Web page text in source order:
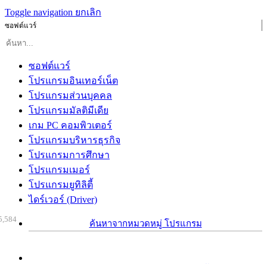
Toggle navigation ยกเลิก
ซอฟต์แวร์
ซอฟต์แวร์
โปรแกรมอินเทอร์เน็ต
โปรแกรมส่วนบุคคล
โปรแกรมมัลติมีเดีย
เกม PC คอมพิวเตอร์
โปรแกรมบริหารธุรกิจ
โปรแกรมการศึกษา
โปรแกรมเมอร์
โปรแกรมยูทิลิตี้
ไดร์เวอร์ (Driver)
ค้นหาจากหมวดหมู่ โปรแกรม